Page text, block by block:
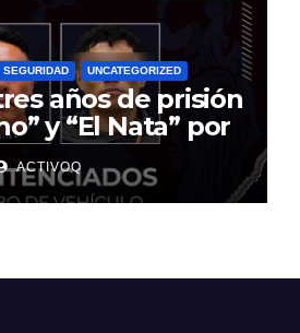
SEGURIDAD UNCATEGORIZED
años de prisión
y “El Nata” por
en
III
ACTIVOQ